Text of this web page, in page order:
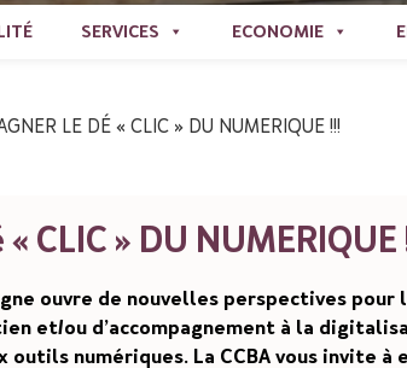
SERVICES ECONOMIE
LE DÉ « CLIC » DU NUMERIQUE !!!
CLIC » DU NUMERIQUE
ouvre de nouvelles perspectives
et/ou d’accompagnement à la
numériques. La CCBA vous invite à